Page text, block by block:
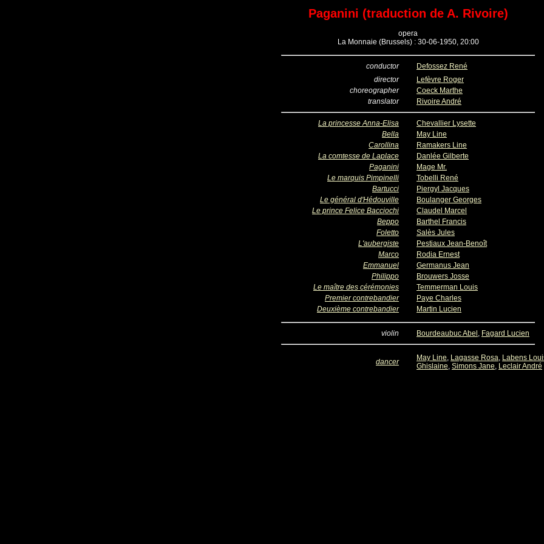
Paganini (traduction de A. Rivoire)
opera
La Monnaie (Brussels) : 30-06-1950, 20:00
conductor
Defossez René
director
Lefèvre Roger
choreographer
Coeck Marthe
translator
Rivoire André
La princesse Anna-Elisa
Chevallier Lysette
Bella
May Line
Carollina
Ramakers Line
La comtesse de Laplace
Danlée Gilberte
Paganini
Mage Mr.
Le marquis Pimpinelli
Tobelli René
Bartucci
Piergyl Jacques
Le général d'Hédouville
Boulanger Georges
Le prince Felice Bacciochi
Claudel Marcel
Beppo
Barthel Francis
Foletto
Salès Jules
L'aubergiste
Pestiaux Jean-Benoît
Marco
Rodia Ernest
Emmanuel
Germanus Jean
Philippo
Brouwers Josse
Le maître des cérémonies
Temmerman Louis
Premier contrebandier
Paye Charles
Deuxième contrebandier
Martin Lucien
violin Bourdeaubuc Abel , Fagard Lucien
dancer May Line, Lagasse Rosa, Labens
Ghislaine, Simons Jane, Leclair André